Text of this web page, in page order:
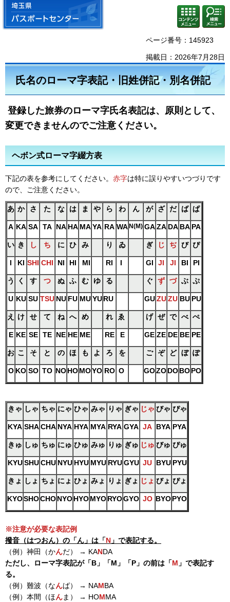
埼玉県 パスポートセンター
コンテ
ンツメ
ニュー
検索・
共通メ
ニュー
ページ番号：145923
掲載日：2026年7月28日
氏名のローマ字表記・旧姓併記・別名併記
登録した旅券のローマ字氏名表記は、原則として、
変更できませんのでご注意ください。
ヘボン式ローマ字綴方表
下記の表を参考にしてください。 赤字は特に誤りやすいつづりです
ので、ご注意ください。
あ か さ た な は ま や ら わ ん が ざ だ ば ぱ
A KA SA TA NA HA MA YA RA WA N(M) GA ZA DA BA PA
い き し ち に ひ み り ゐ ぎ じ ぢ び ぴ
I KI SHI CHI NI HI MI RI I GI JI JI BI PI
う く す つ ぬ ふ む ゆ る ぐ ず づ ぶ ぷ
U KU SU TSU NU FU MU YU RU GU ZU ZU BU PU
え け せ て ね へ め れ ゑ げ ぜ で べ ぺ
E KE SE TE NE HE ME RE E GE ZE DE BE PE
お こ そ と の ほ も よ ろ を ご ぞ ど ぼ ぽ
O KO SO TO NOHOMOYO RO O GOZODOBOPO
きゃ しゃ ちゃ にゃ ひゃ みゃ りゃ ぎゃ じゃ びゃ ぴゃ
KYA SHA CHA NYA HYA MYA RYA GYA JA BYA PYA
きゅ しゅ ちゅ にゅ ひゅ みゅ りゅ ぎゅ じゅ びゅ ぴゅ
KYU SHU CHU NYU HYU MYU RYU GYU JU BYU PYU
きょ しょ ちょ にょ ひょ みょ りょ ぎょ じょ びょ ぴょ
KYOSHOCHONYOHYOMYORYOGYO JO BYOPYO
※注意が必要な表記例
撥音（はつおん）の「ん」は「N 」で表記する。
（例）神田（かんだ） → KANDA
ただし、ローマ字表記が「B」「M」「P」の前は「M 」で表記す
る。
（例）難波（なんば） → NAMBA
（例）本間（ほんま） → HOMMA